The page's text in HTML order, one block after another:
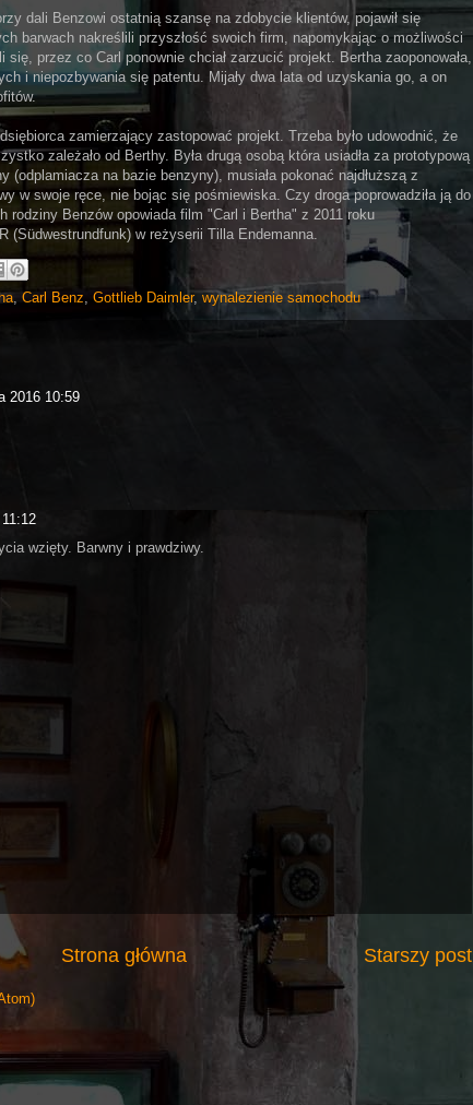
dali Benzowi ostatnią szansę na zdobycie klientów, pojawił się
barwach nakreślili przyszłość swoich firm, napomykając o możliwości
się, przez co Carl ponownie chciał zarzucić projekt. Bertha zaoponowała,
i niepozbywania się patentu. Mijały dwa lata od uzyskania go, a on
zamierzający zastopować projekt. Trzeba było udowodnić, że
zależało od Berthy. Była drugą osobą która usiadła za prototypową
(odplamiacza na bazie benzyny), musiała pokonać najdłuższą z
w swoje ręce, nie bojąc się pośmiewiska. Czy droga poprowadziła ją do
rodziny Benzów opowiada film "Carl i Bertha" z 2011 roku
(Südwestrundfunk) w reżyserii Tilla Endemanna.
, Carl Benz, Gottlieb Daimler,wynalezienie samochodu
2016 10:59
wzięty. Barwny i prawdziwy.
Starszy post
Strona główna